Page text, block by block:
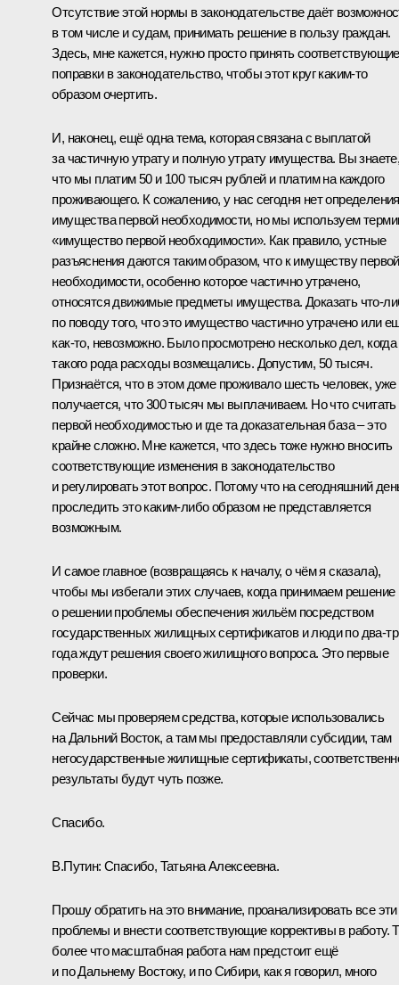
Отсутствие этой нормы в законодательстве даёт
в том числе и судам, принимать решение в пользу граждан.
Здесь, мне кажется, нужно просто принять соответствующие
поправки в законодательство, чтобы этот круг каким‑то
образом очертить.
И, наконец, ещё одна тема, которая связана с выплатой
за частичную утрату и полную утрату имущества. Вы
что мы платим 50 и 100 тысяч рублей и платим на каждого
проживающего. К сожалению, у нас сегодня нет определения
имущества первой необходимости, но мы используем
«имущество первой необходимости». Как правило, устные
разъяснения даются таким образом, что к имуществу первой
необходимости, особенно которое частично утрачено,
относятся движимые предметы имущества. Доказать
по поводу того, что это имущество частично утрачено или
как‑то, невозможно. Было просмотрено несколько дел, когда
такого рода расходы возмещались. Допустим, 50 тысяч.
Признаётся, что в этом доме проживало шесть человек, уже
получается, что 300 тысяч мы выплачиваем. Но что считать
первой необходимостью и где та доказательная база – это
крайне сложно. Мне кажется, что здесь тоже нужно вносить
соответствующие изменения в законодательство
и регулировать этот вопрос. Потому что на сегодняшний
проследить это каким‑либо образом не представляется
возможным.
И самое главное (возвращаясь к началу, о чём я сказала),
чтобы мы избегали этих случаев, когда принимаем решение
о решении проблемы обеспечения жильём посредством
государственных жилищных сертификатов и люди по два-
года ждут решения своего жилищного вопроса. Это первые
проверки.
Сейчас мы проверяем средства, которые использовались
на Дальний Восток, а там мы предоставляли субсидии, там
негосударственные жилищные сертификаты,
результаты будут чуть позже.
Спасибо.
В.Путин: Спасибо, Татьяна Алексеевна.
Прошу обратить на это внимание, проанализировать все эти
проблемы и внести соответствующие коррективы в работу.
более что масштабная работа нам предстоит ещё
и по Дальнему Востоку, и по Сибири, как я говорил, много